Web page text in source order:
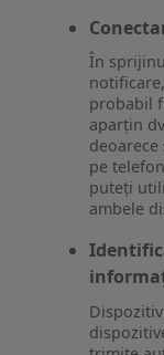
În
probabil
aparțin
pe
puteți
ambele